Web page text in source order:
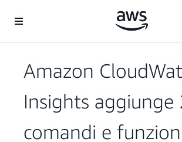
Amazon
Insights aggiunge
comandi e